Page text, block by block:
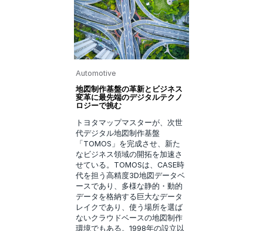
Automotive
地図制作基盤の革新とビジネス
変革に最先端のデジタルテクノ
ロジーで挑む
トヨタマップマスターが、次世
代デジタル地図制作基盤
「TOMOS」を完成させ、新た
なビジネス領域の開拓を加速さ
せている。TOMOSは、CASE時
代を担う高精度3D地図データベ
ースであり、多様な静的・動的
データを格納する巨大なデータ
レイクであり、使う場所を選ば
ないクラウドベースの地図制作
環境でもある。1998年の設立以